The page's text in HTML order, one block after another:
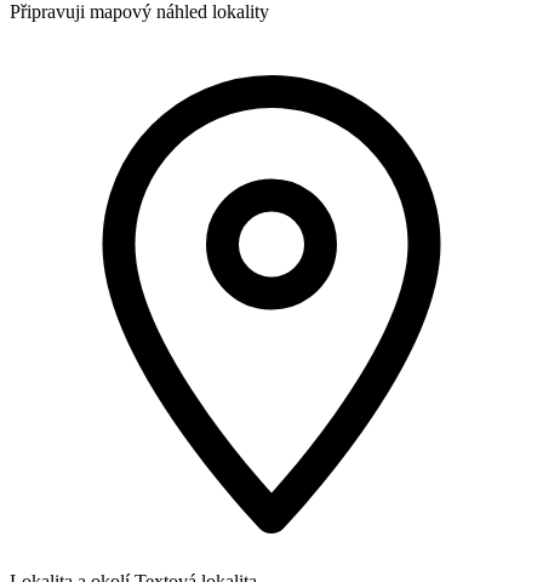
Připravuji mapový náhled lokality